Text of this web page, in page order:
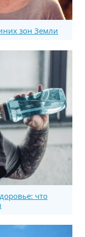
зон Земли
что